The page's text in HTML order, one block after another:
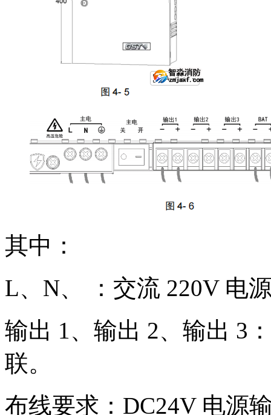
其中：
L、N、 ：交流 220V 电
输出 1、输出 2、输出 3
联。
布线要求：DC24V 电源